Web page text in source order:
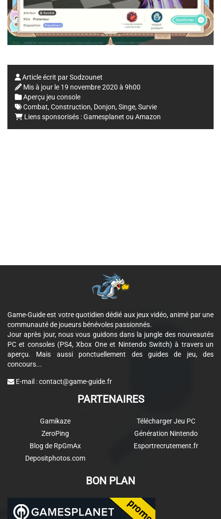
Article écrit parSodzounet
Mis à jour le 19 novembre 2020 à 9h00
Aperçu jeu console
Combat, Construction, Donjon, Singe, Survie
Liens sponsorisés :Gamesplanet ou Amazon
Game-Guide est votre quotidien dédié aux jeux vidéo, animé par une
communauté de joueurs bénévoles passionnés.
Jour après jour, nous vous guidons dans la jungle des nouveautés
PC et consoles (PS4, Xbox One et Nintendo Switch) à travers un
aperçu. Mais aussi ponctuellement des guides de jeu, des
concours...
E-mail :contact@game-guide.fr
PARTENAIRES
Gamikaze
ZeroPing
Blog de RpGmAx
Depositphotos.com
Télécharger Jeu PC
Génération Nintendo
Esportrecrutement.fr
BON PLAN